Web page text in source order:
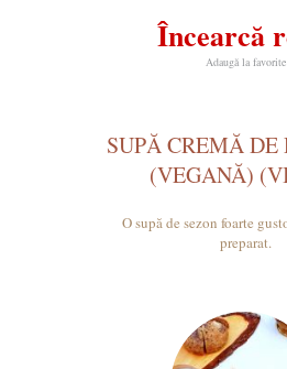
Încearcă
Adaugă la favorite
SUPĂ CREMĂ DE
(VEGANĂ)
O supă de sezon foarte
preparat.